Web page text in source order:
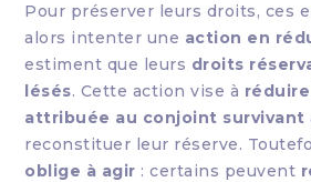
Pour préserver leurs droits, ces
alors intenter une action en
estiment que leurs droits
lésés. Cette action vise à
attribuée au conjoint survivant
reconstituer leur réserve.
oblige à agir : certains peuvent